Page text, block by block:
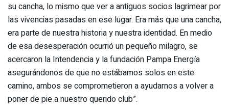
su cancha, lo mismo que ver a antiguos socios lagrimear por
las vivencias pasadas en ese lugar. Era más que una cancha,
era parte de nuestra historia y nuestra identidad. En medio
de esa desesperación ocurrió un pequeño milagro, se
acercaron la Intendencia y la fundación Pampa Energía
asegurándonos de que no estábamos solos en este
camino, ambos se comprometieron a ayudarnos a volver a
poner de pie a nuestro querido club”.